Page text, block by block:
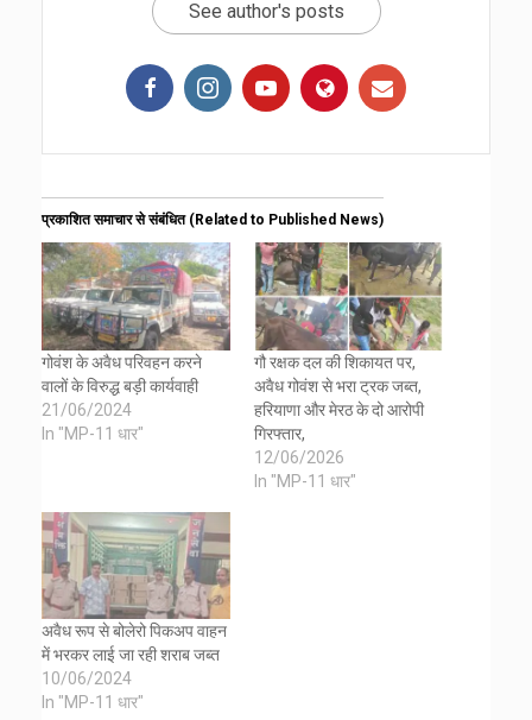
See author's posts
प्रकाशित समाचार से संबंधित (Related to Published News)
गोवंश के अवैध परिवहन करने
वालों के विरुद्ध बड़ी कार्यवाही
21/06/2024
In "MP-11 धार"
गौ रक्षक दल की शिकायत पर,
अवैध गोवंश से भरा ट्रक जब्त,
हरियाणा और मेरठ के दो आरोपी
गिरफ्तार,
12/06/2026
In "MP-11 धार"
अवैध रूप से बोलेरो पिकअप वाहन
में भरकर लाई जा रही शराब जब्त
10/06/2024
In "MP-11 धार"